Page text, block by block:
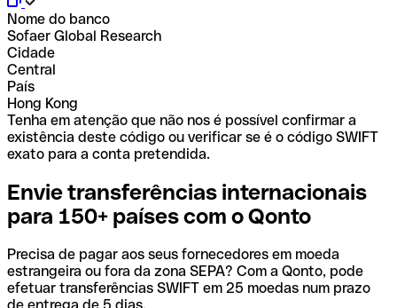
Nome do banco
Sofaer Global Research
Cidade
Central
País
Hong Kong
Tenha em atenção que não nos é possível confirmar a
existência deste código ou verificar se é o código SWIFT
exato para a conta pretendida.
Envie transferências internacionais
para 150+ países com o Qonto
Precisa de pagar aos seus fornecedores em moeda
estrangeira ou fora da zona SEPA? Com a Qonto, pode
efetuar transferências SWIFT em 25 moedas num prazo
de entrega de 5 dias.